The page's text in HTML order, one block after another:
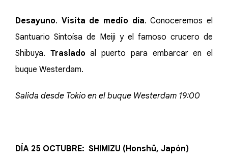
Desayuno. Visita de medio día. Conoceremos el
Santuario Sintoísa de Meiji y el famoso crucero de
Shibuya. Trasladoal puerto para embarcar en el
buque Westerdam.
Salida desde Tokio en el buque Westerdam 19:00
DÍA 25 OCTUBRE: SHIMIZU (Honshū, Japón)